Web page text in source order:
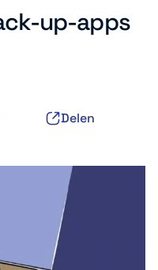
up-apps
Delen